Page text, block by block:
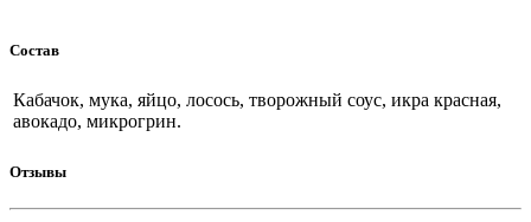
Состав
Кабачок, мука, яйцо, лосось, творожный соус, икра красная,
авокадо, микрогрин.
Отзывы